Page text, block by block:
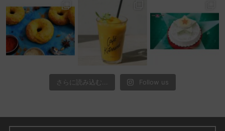
さらに読み込む... Follow us